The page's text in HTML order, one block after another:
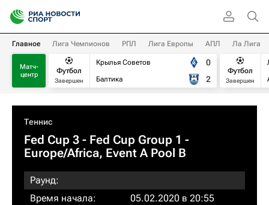
Главное Лига Чемпионов РПЛ Лига Европы АПЛ Ла Лига
Матч-
центр
Футбол
Завершен
Крылья Советов
Балтика
0
2
Футбол
Завершен
Теннис
Fed Cup 3 - Fed Cup Group 1 -
Europe/Africa, Event A Pool B
Раунд:
Время начала:
05.02.2020 в 20:55